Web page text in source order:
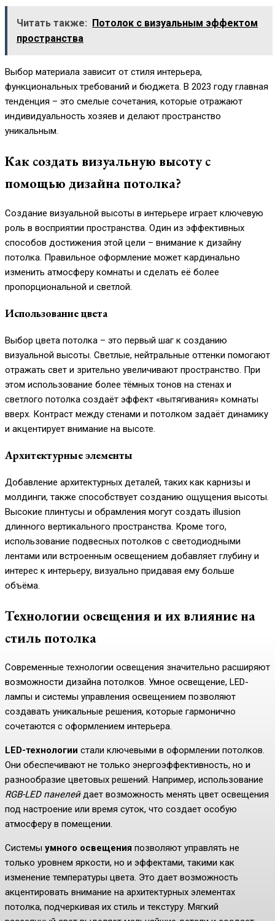
Читать также:
Потолок с визуальным эффектом
пространства
Выбор материала зависит от стиля интерьера,
функциональных требований и бюджета. В 2023 году главная
тенденция – это смелые сочетания, которые отражают
индивидуальность хозяев и делают пространство
уникальным.
Как создать визуальную высоту с
помощью дизайна потолка?
Создание визуальной высоты в интерьере играет ключевую
роль в восприятии пространства. Один из эффективных
способов достижения этой цели – внимание к дизайну
потолка. Правильное оформление может кардинально
изменить атмосферу комнаты и сделать её более
пропорциональной и светлой.
Использование цвета
Выбор цвета потолка – это первый шаг к созданию
визуальной высоты. Светлые, нейтральные оттенки помогают
отражать свет и зрительно увеличивают пространство. При
этом использование более тёмных тонов на стенах и
светлого потолка создаёт эффект «вытягивания» комнаты
вверх. Контраст между стенами и потолком задаёт динамику
и акцентирует внимание на высоте.
Архитектурные элементы
Добавление архитектурных деталей, таких как карнизы и
молдинги, также способствует созданию ощущения высоты.
Высокие плинтусы и обрамления могут создать illusion
длинного вертикального пространства. Кроме того,
использование подвесных потолков с светодиодными
лентами или встроенным освещением добавляет глубину и
интерес к интерьеру, визуально придавая ему больше
объёма.
Технологии освещения и их влияние на
стиль потолка
Современные технологии освещения значительно расширяют
возможности дизайна потолков. Умное освещение, LED-
лампы и системы управления освещением позволяют
создавать уникальные решения, которые гармонично
сочетаются с оформлением интерьера.
LED-технологии стали ключевыми в оформлении потолков.
Они обеспечивают не только энергоэффективность, но и
разнообразие цветовых решений. Например, использование
RGB-LED панелейдает возможность менять цвет освещения
под настроение или время суток, что создает особую
атмосферу в помещении.
Системы умного освещения позволяют управлять не
только уровнем яркости, но и эффектами, такими как
изменение температуры цвета. Это дает возможность
акцентировать внимание на архитектурных элементах
потолка, подчеркивая их стиль и текстуру. Мягкий